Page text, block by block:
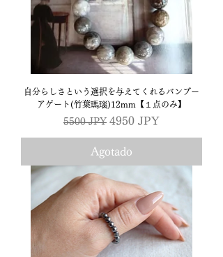
自分らしさという選択を与えてくれるバンブー
アゲート(竹葉瑪瑙)12mm【１点のみ】
Precio
5500 JPY Precio de oferta
4950 JPY
Agotado